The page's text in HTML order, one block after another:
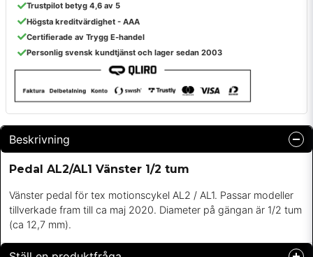
Trustpilot betyg 4,6 av 5
Högsta kreditvärdighet - AAA
Certifierade av Trygg E-handel
Personlig svensk kundtjänst och lager sedan 2003
Beskrivning
Pedal AL2/AL1 Vänster 1/2 tum
Vänster pedal för tex motionscykel AL2 / AL1. Passar modeller
tillverkade fram till ca maj 2020. Diameter på gängan är 1/2 tum
(ca 12,7 mm).